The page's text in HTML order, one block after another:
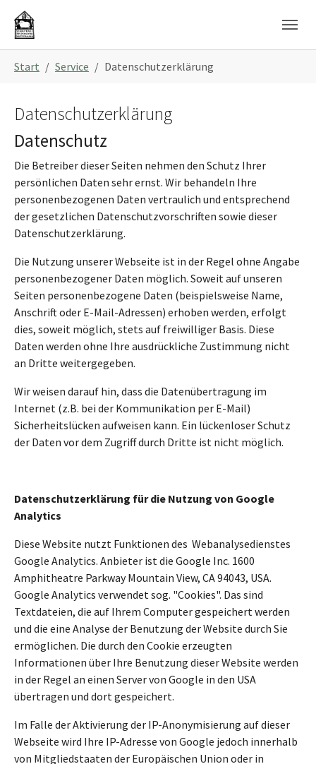
Skip to main navigation
Skip to main content
Skip to page footer
Start Service Datenschutzerklärung
Datenschutzerklärung
Datenschutz
Die Betreiber dieser Seiten nehmen den Schutz Ihrer
persönlichen Daten sehr ernst. Wir behandeln Ihre
personenbezogenen Daten vertraulich und entsprechend
der gesetzlichen Datenschutzvorschriften sowie dieser
Datenschutzerklärung.
Die Nutzung unserer Webseite ist in der Regel ohne Angabe
personenbezogener Daten möglich. Soweit auf unseren
Seiten personenbezogene Daten (beispielsweise Name,
Anschrift oder E-Mail-Adressen) erhoben werden, erfolgt
dies, soweit möglich, stets auf freiwilliger Basis. Diese
Daten werden ohne Ihre ausdrückliche Zustimmung nicht
an Dritte weitergegeben.
Wir weisen darauf hin, dass die Datenübertragung im
Internet (z.B. bei der Kommunikation per E-Mail)
Sicherheitslücken aufweisen kann. Ein lückenloser Schutz
der Daten vor dem Zugriff durch Dritte ist nicht möglich.
Datenschutzerklärung für die Nutzung von Google
Analytics
Diese Website nutzt Funktionen des Webanalysedienstes
Google Analytics. Anbieter ist die Google Inc. 1600
Amphitheatre Parkway Mountain View, CA 94043, USA.
Google Analytics verwendet sog. "Cookies". Das sind
Textdateien, die auf Ihrem Computer gespeichert werden
und die eine Analyse der Benutzung der Website durch Sie
ermöglichen. Die durch den Cookie erzeugten
Informationen über Ihre Benutzung dieser Website werden
in der Regel an einen Server von Google in den USA
übertragen und dort gespeichert.
Im Falle der Aktivierung der IP-Anonymisierung auf dieser
Webseite wird Ihre IP-Adresse von Google jedoch innerhalb
von Mitgliedstaaten der Europäischen Union oder in